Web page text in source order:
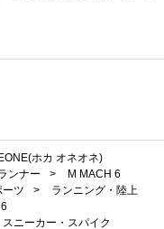
ホカ オネオネ)
ンナー >
M MACH 6
ツ >
ランニング・陸上
ニーカー・スパイク